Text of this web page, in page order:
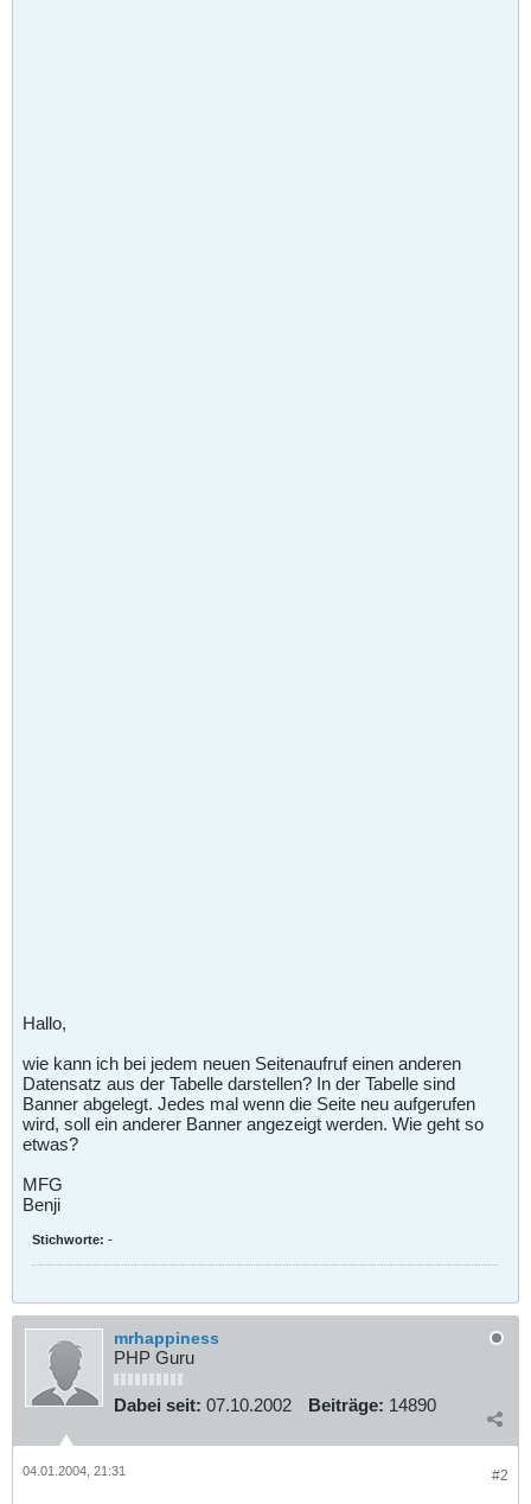
Hallo,
wie kann ich bei jedem neuen Seitenaufruf einen anderen
Datensatz aus der Tabelle darstellen? In der Tabelle sind
Banner abgelegt. Jedes mal wenn die Seite neu aufgerufen
wird, soll ein anderer Banner angezeigt werden. Wie geht so
etwas?
MFG
Benji
Stichworte: -
mrhappiness
PHP Guru
Dabei seit: 07.10.2002 Beiträge: 14890
#2
04.01.2004, 21:31